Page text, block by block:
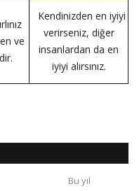
ve
Kendinizden en iyiyi
verirseniz, diğer
insanlardan da en
iyiyi alırsınız.
Bu yıl